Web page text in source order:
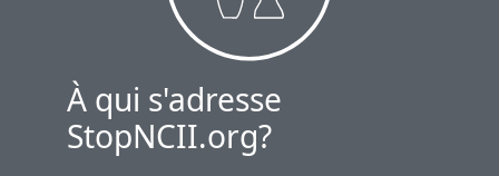
À qui s'adresse
StopNCII.org?